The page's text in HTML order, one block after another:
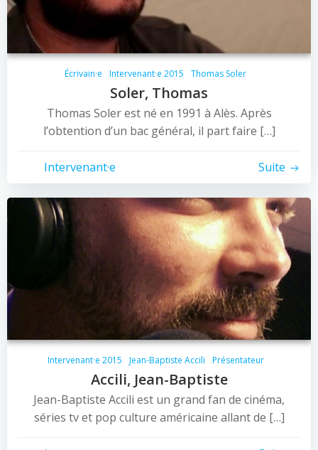
Écrivain·e Intervenant·e 2015 Thomas Soler
Soler, Thomas
Thomas Soler est né en 1991 à Alès. Après
l’obtention d’un bac général, il part faire […]
Intervenant·e Suite
Intervenant·e 2015 Jean-Baptiste Accili Présentateur
Accili, Jean-Baptiste
Jean-Baptiste Accili est un grand fan de cinéma,
séries tv et pop culture américaine allant de […]